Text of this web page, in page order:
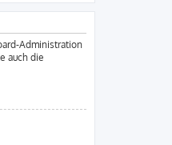
Administration
auch die